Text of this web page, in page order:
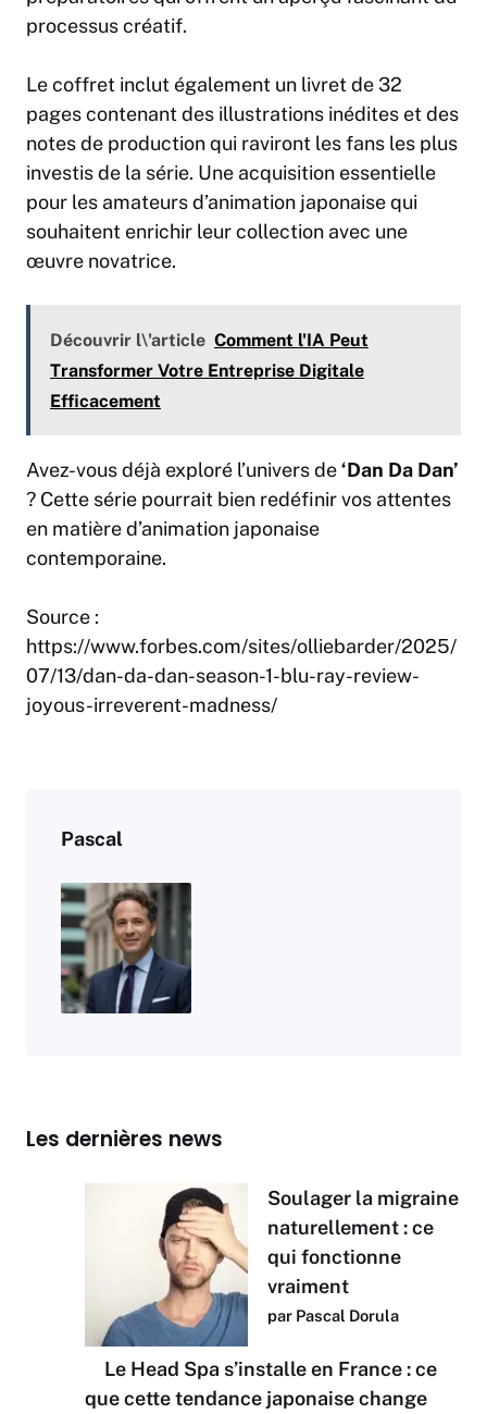
processus créatif.
Le coffret inclut également un livret de 32
pages contenant des illustrations inédites et des
notes de production qui raviront les fans les plus
investis de la série. Une acquisition essentielle
pour les amateurs d’animation japonaise qui
souhaitent enrichir leur collection avec une
œuvre novatrice.
Découvrir l\'article Comment l'IA Peut
Transformer Votre Entreprise Digitale
Efficacement
Avez-vous déjà exploré l’univers de‘Dan Da Dan’
? Cette série pourrait bien redéfinir vos attentes
en matière d’animation japonaise
contemporaine.
Source :
https://www.forbes.com/sites/olliebarder/2025/
07/13/dan-da-dan-season-1-blu-ray-review-
joyous-irreverent-madness/
Pascal
Les dernières news
Soulager la migraine
naturellement : ce
qui fonctionne
vraiment
par Pascal Dorula
Le Head Spa s’installe en France : ce
que cette tendance japonaise change